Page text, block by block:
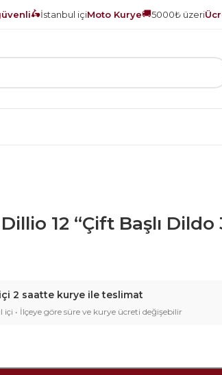
🛵İstanbul içiMoto Kurye🚚5000₺ üzeri
12 “Çift Başlı Dildo
2 saatte kurye ile teslimat
içi • İlçeye göre süre ve kurye ücreti değişebilir